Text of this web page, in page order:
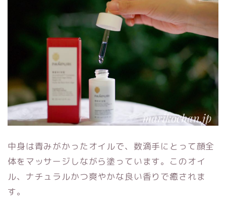
中身は青みがかったオイルで、数滴手にとって顔全
体をマッサージしながら塗っています。このオイ
ル、ナチュラルかつ爽やかな良い香りで癒されま
す。